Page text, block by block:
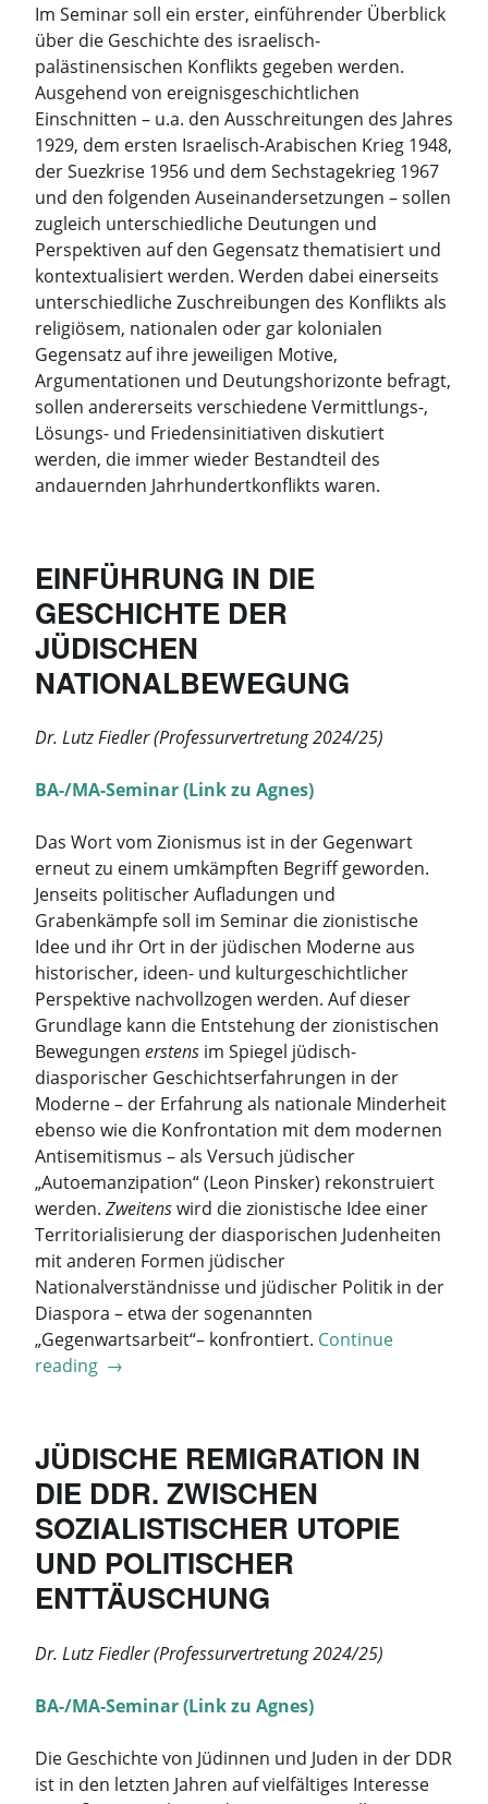
Im Seminar soll ein erster, einführender Überblick
über die Geschichte des israelisch-
palästinensischen Konflikts gegeben werden.
Ausgehend von ereignisgeschichtlichen
Einschnitten – u.a. den Ausschreitungen des Jahres
1929, dem ersten Israelisch-Arabischen Krieg 1948,
der Suezkrise 1956 und dem Sechstagekrieg 1967
und den folgenden Auseinandersetzungen – sollen
zugleich unterschiedliche Deutungen und
Perspektiven auf den Gegensatz thematisiert und
kontextualisiert werden. Werden dabei einerseits
unterschiedliche Zuschreibungen des Konflikts als
religiösem, nationalen oder gar kolonialen
Gegensatz auf ihre jeweiligen Motive,
Argumentationen und Deutungshorizonte befragt,
sollen andererseits verschiedene Vermittlungs-,
Lösungs- und Friedensinitiativen diskutiert
werden, die immer wieder Bestandteil des
andauernden Jahrhundertkonflikts waren.
EINFÜHRUNG IN DIE
GESCHICHTE DER
JÜDISCHEN
NATIONALBEWEGUNG
Dr. Lutz Fiedler (Professurvertretung 2024/25)
BA-/MA-Seminar (Link zu Agnes)
Das Wort vom Zionismus ist in der Gegenwart
erneut zu einem umkämpften Begriff geworden.
Jenseits politischer Aufladungen und
Grabenkämpfe soll im Seminar die zionistische
Idee und ihr Ort in der jüdischen Moderne aus
historischer, ideen- und kulturgeschichtlicher
Perspektive nachvollzogen werden. Auf dieser
Grundlage kann die Entstehung der zionistischen
Bewegungen erstens im Spiegel jüdisch-
diasporischer Geschichtserfahrungen in der
Moderne – der Erfahrung als nationale Minderheit
ebenso wie die Konfrontation mit dem modernen
Antisemitismus – als Versuch jüdischer
„Autoemanzipation“ (Leon Pinsker) rekonstruiert
werden. Zweitenswird die zionistische Idee einer
Territorialisierung der diasporischen Judenheiten
mit anderen Formen jüdischer
Nationalverständnisse und jüdischer Politik in der
Diaspora – etwa der sogenannten
„Gegenwartsarbeit“– konfrontiert. Continue
reading „Einführung
Geschichte
der
jüdischen
Nationalbewegung“
→
JÜDISCHE REMIGRATION IN
DIE DDR. ZWISCHEN
SOZIALISTISCHER UTOPIE
UND POLITISCHER
ENTTÄUSCHUNG
Dr. Lutz Fiedler (Professurvertretung 2024/25)
BA-/MA-Seminar (Link zu Agnes)
Die Geschichte von Jüdinnen und Juden in der DDR
ist in den letzten Jahren auf vielfältiges Interesse